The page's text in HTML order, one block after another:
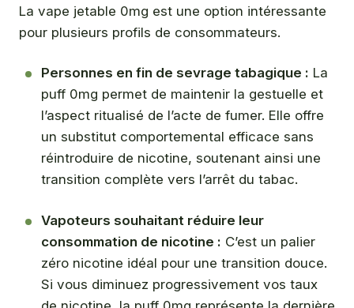
La vape jetable 0mg est une option intéressante
pour plusieurs profils de consommateurs.
Personnes en fin de sevrage tabagique : La
puff 0mg permet de maintenir la gestuelle et
l’aspect ritualisé de l’acte de fumer. Elle offre
un substitut comportemental efficace sans
réintroduire de nicotine, soutenant ainsi une
transition complète vers l’arrêt du tabac.
Vapoteurs souhaitant réduire leur
consommation de nicotine : C’est un palier
zéro nicotine idéal pour une transition douce.
Si vous diminuez progressivement vos taux